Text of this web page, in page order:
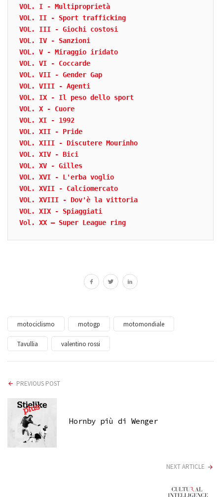
VOL. I - Multiproprietà
VOL. II - Sport trafficking
VOL. III - Giochi costosi
VOL. IV - Sanzioni
VOL. V - Miraggio iridato
VOL. VI - Coccarde
VOL. VII - Gender Gap
VOL. VIII - Agenti
VOL. IX - Il peso dello sport
VOL. X - Cuore
VOL. XI - 1992
VOL. XII - Pride
VOL. XIII - Discutere Mourinho
VOL. XIV - Bici
VOL. XV - Gilles
VOL. XVI - L'erba voglio
VOL. XVII - Calciomercato
VOL. XVIII - Dov'è la vittoria
VOL. XIX - Spiaggiati
Vol. XX – Super League ring
motociclismo motogp motomondiale
Tavullia valentino rossi
PREVIOUS POST
Hornby più di Wenger
NEXT ARTICLE